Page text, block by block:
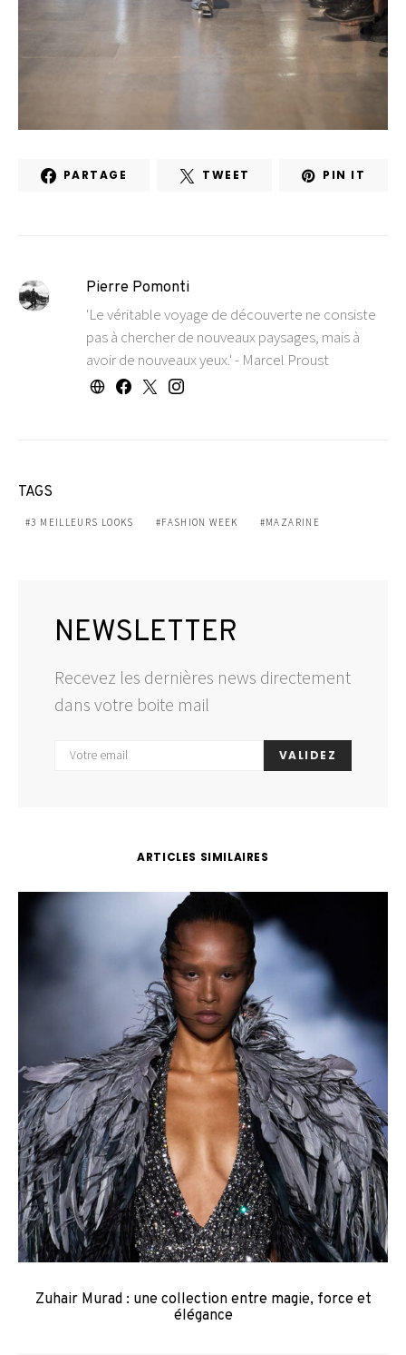
PARTAGE TWEET PIN IT
Pierre Pomonti
'Le véritable voyage de découverte ne consiste
pas à chercher de nouveaux paysages, mais à
avoir de nouveaux yeux.' - Marcel Proust
TAGS
3 MEILLEURS LOOKS FASHION WEEK MAZARINE
NEWSLETTER
Recevez les dernières news directement
dans votre boite mail
VALIDEZ
ARTICLES SIMILAIRES
Zuhair Murad : une collection entre magie, force et
élégance